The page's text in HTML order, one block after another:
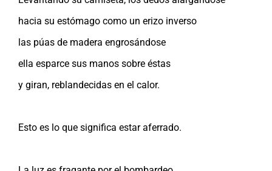
hacia su estómago como un erizo inverso
las púas de madera engrosándose
ella esparce sus manos sobre éstas
y giran, reblandecidas en el calor.
Esto es lo que significa estar aferrado.